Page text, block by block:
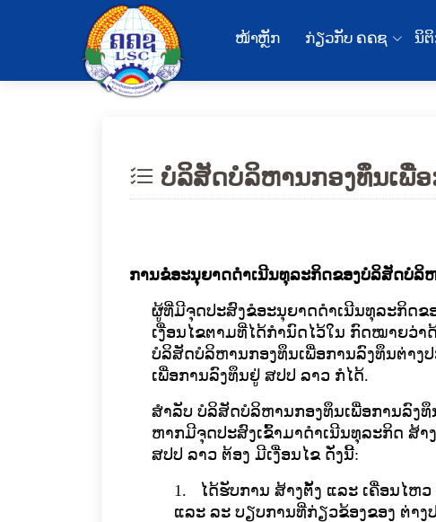
ໜ້າຫຼັກ ກ່ຽວກັບ ຄຄຊ ນິຕິ
ບໍລິສັດບໍລິຫານກອງທຶນເພື່
ການຂໍອະນຸຍາດດຳເນີນທຸລະກິດ​ຂອງ​ບໍ​ລິ​ສັດ​ບໍ​ລິ​
ຜູ້​ທີ່​ມີ​ຈຸດ​ປະ​ສົງ​ຂໍ​ອະ​ນຸ​ຍາດ​ດໍາ​ເນີນ​ທຸ​ລະ​ກິດ​
ເງື່ອນ​ໄຂຕາມທີ່ໄດ້ກໍານົດໄວ້ໃນ ກົດໝາຍວ່
ບໍ​ລິ​ສັດ​ບໍ​ລິ​ຫານກອງ​ທຶນ​ເພື່ອ​ການ​ລົງ​ທຶນ​​ຕ່າງ​
ເພື່ອ​ການ​ລົງ​ທຶນຢູ່ ສ​ປ​ປ ລາວ ກໍ​ໄດ້.
ສໍາລັບ ບໍລິສັດບໍລິຫານກອງທຶນເພື່ອການລົງ
ຫາກມີຈຸດປະສົງເຂົ້າມາດໍາເນີນທຸລະກິດ ສ້
ສປປ ລາວ ຕ້ອງ ມີເງື່ອນໄຂ ດັ່ງນີ້:
1. ໄດ້ຮັບການ ສ້າງຕັ້ງ ແລະ ເຄື່ອນໄຫ
ແລະ ລະ ບຽບການທີ່ກ່ຽວຂ້ອງຂອງ ຕ່າງ